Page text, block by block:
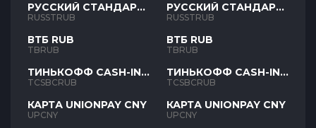
РУССКИЙ СТАНДАРТ
RUB
RUSSTRUB
ВТБ RUB
TBRUB
ТИНЬКОФФ CASH-IN
RUB
TCSBCRUB
КАРТА UNIONPAY CNY
UPCNY
РУССКИЙ СТАНДАРТ
RUB
RUSSTRUB
ВТБ RUB
TBRUB
ТИНЬКОФФ CASH-IN
RUB
TCSBCRUB
КАРТА UNIONPAY CNY
UPCNY